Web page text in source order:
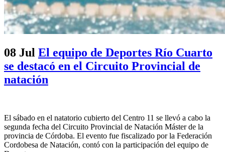
08 Jul El equipo de Deportes Río Cuarto
se destacó en el Circuito Provincial de
natación
El sábado en el natatorio cubierto del Centro 11 se llevó a cabo la
segunda fecha del Circuito Provincial de Natación Máster de la
provincia de Córdoba. El evento fue fiscalizado por la Federación
Cordobesa de Natación, contó con la participación del equipo de